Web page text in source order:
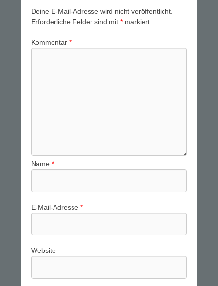
o
k
o
Deine E-Mail-Adresse wird nicht veröffentlicht.
Erforderliche Felder sind mit * markiert
Kommentar *
Name *
E-Mail-Adresse *
Website